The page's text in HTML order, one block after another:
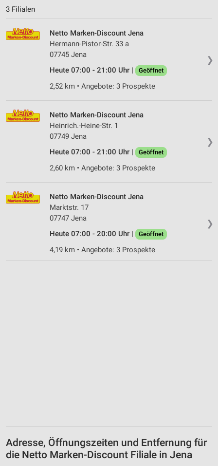
3 Filialen
❯
Netto Marken-Discount Jena
Hermann-Pistor-Str. 33 a
07745 Jena
Heute 07:00 - 21:00 Uhr |
Geöffnet
2,52 km • Angebote: 3 Prospekte
❯
Netto Marken-Discount Jena
Heinrich.-Heine-Str. 1
07749 Jena
Heute 07:00 - 21:00 Uhr |
Geöffnet
2,60 km • Angebote: 3 Prospekte
❯
Netto Marken-Discount Jena
Marktstr. 17
07747 Jena
Heute 07:00 - 20:00 Uhr |
Geöffnet
4,19 km • Angebote: 3 Prospekte
Adresse, Öffnungszeiten und Entfernung für
die Netto Marken-Discount Filiale in Jena